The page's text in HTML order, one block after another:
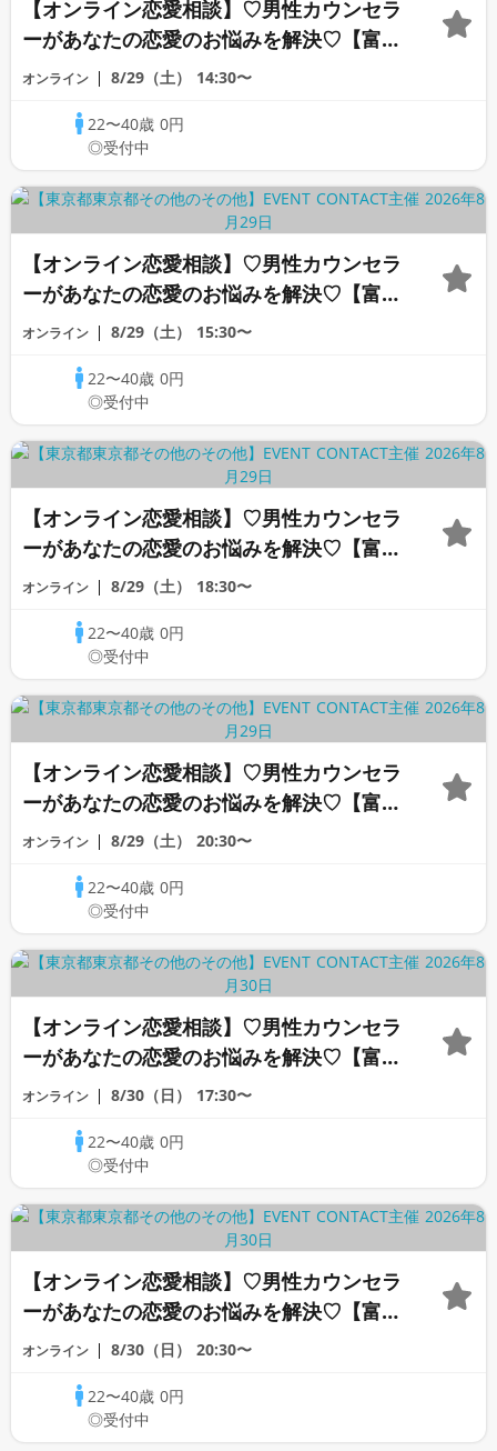
【オンライン恋愛相談】♡男性カウンセラ
ーがあなたの恋愛のお悩みを解決♡【富沢
カウンセラー】
オンライン 8/29（土） 14:30〜
22〜40歳0円
◎受付中
【オンライン恋愛相談】♡男性カウンセラ
ーがあなたの恋愛のお悩みを解決♡【富沢
カウンセラー】
オンライン 8/29（土） 15:30〜
22〜40歳0円
◎受付中
【オンライン恋愛相談】♡男性カウンセラ
ーがあなたの恋愛のお悩みを解決♡【富沢
カウンセラー】
オンライン 8/29（土） 18:30〜
22〜40歳0円
◎受付中
【オンライン恋愛相談】♡男性カウンセラ
ーがあなたの恋愛のお悩みを解決♡【富沢
カウンセラー】
オンライン 8/29（土） 20:30〜
22〜40歳0円
◎受付中
【オンライン恋愛相談】♡男性カウンセラ
ーがあなたの恋愛のお悩みを解決♡【富沢
カウンセラー】
オンライン 8/30（日） 17:30〜
22〜40歳0円
◎受付中
【オンライン恋愛相談】♡男性カウンセラ
ーがあなたの恋愛のお悩みを解決♡【富沢
カウンセラー】
オンライン 8/30（日） 20:30〜
22〜40歳0円
◎受付中